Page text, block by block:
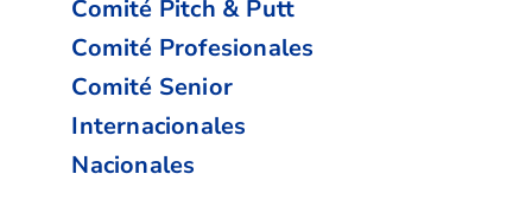
Comité Pitch & Putt
Comité Profesionales
Comité Senior
Internacionales
Nacionales